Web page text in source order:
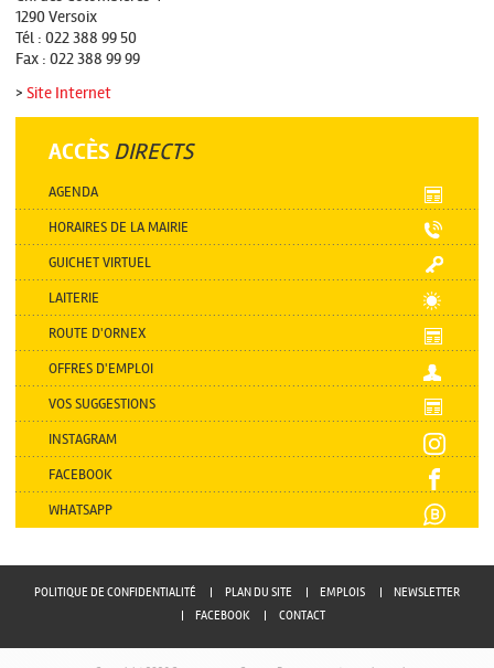
1290 Versoix
Tél : 022 388 99 50
Fax : 022 388 99 99
>Site Internet
ACCÈS DIRECTS
AGENDA
HORAIRES DE LA MAIRIE
GUICHET VIRTUEL
LAITERIE
ROUTE D'ORNEX
OFFRES D'EMPLOI
VOS SUGGESTIONS
INSTAGRAM
FACEBOOK
WHATSAPP
POLITIQUE DE CONFIDENTIALITÉ PLAN DU SITE EMPLOIS
NEWSLETTER
FACEBOOK
CONTACT